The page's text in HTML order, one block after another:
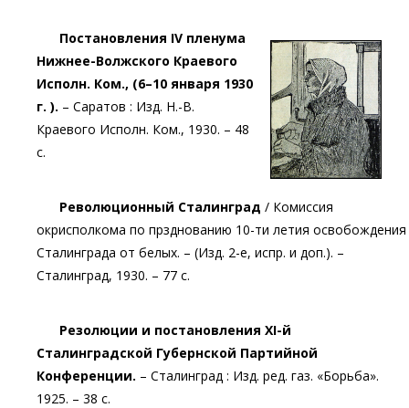
Постановления IV пленума
Нижнее-Волжского Краевого
Исполн. Ком., (6–10 января 1930
г. ). – Саратов : Изд. Н.-В.
Краевого Исполн. Ком., 1930. – 48
с.
Революционный Сталинград / Комиссия
окрисполкома по прзднованию 10-ти летия освобождения
Сталинграда от белых. – (Изд. 2-е, испр. и доп.). –
Сталинград, 1930. – 77 с.
Резолюции и постановления XI-й
Сталинградской Губернской Партийной
Конференции. – Сталинград : Изд. ред. газ. «Борьба».
1925. – 38 с.